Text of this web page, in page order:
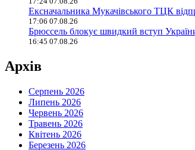
Ексначальника Мукачівського ТЦК
17:06 07.08.26
Брюссель блокує швидкий вступ
16:45 07.08.26
Архів
Серпень 2026
Липень 2026
Червень 2026
Травень 2026
Квітень 2026
Березень 2026